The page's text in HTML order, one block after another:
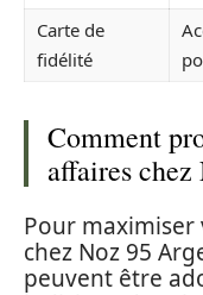
Carte de
fidélité
Comment
affaires chez
Pour maximiser
chez Noz 95
peuvent être